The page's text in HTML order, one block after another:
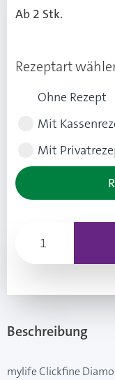
Ab 2 Stk.
Rezeptart
Ohne Rezept
Mit
Mit
Beschreibung
mylife Clickfine